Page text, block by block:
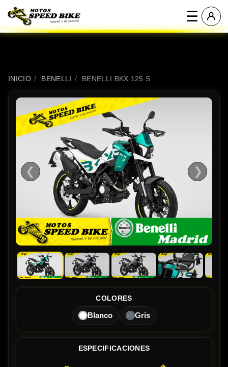
☰
INICIO / BENELLI / BENELLI BKX 125 S
❮ ❯
COLORES
Blanco Gris
ESPECIFICACIONES